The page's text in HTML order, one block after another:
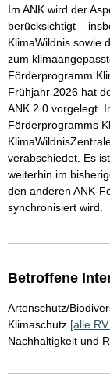
Im ANK wird der
berücksichtigt –
KlimaWildnis sowie
zum
Förderprogramm
Frühjahr 2026 hat
ANK 2.0 vorgelegt.
Förderprogramms
verabschiedet. Es
weiterhin im
den anderen ANK-
synchronisiert wird.
Betroffene
Artenschutz/
Klimaschutz [alle
Nachhaltigkeit und